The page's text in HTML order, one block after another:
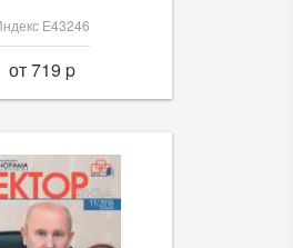
Е43246
от 719 p